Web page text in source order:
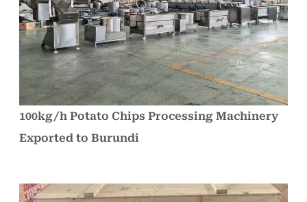
100kg/h Potato Chips Processing Machinery
Exported to Burundi